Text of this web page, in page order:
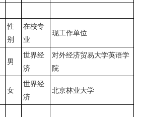
性
别
在校专
业
现工作单位
男
世界经
济
对外经济贸易大学英语学
院
女
世界经
济
北京林业大学